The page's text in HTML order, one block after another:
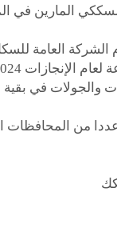
الشركة العامة